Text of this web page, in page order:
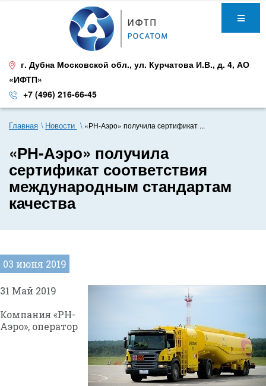
г. Дубна Московской обл., ул. Курчатова И.В., д. 4, АО
«ИФТП»
+7 (496) 216-66-45
Главная Новости «РН-Аэро» получила сертификат ...
«РН-Аэро» получила
сертификат соответствия
международным стандартам
качества
03 июня 2019
31 Май 2019
Компания «РН-
Аэро», оператор